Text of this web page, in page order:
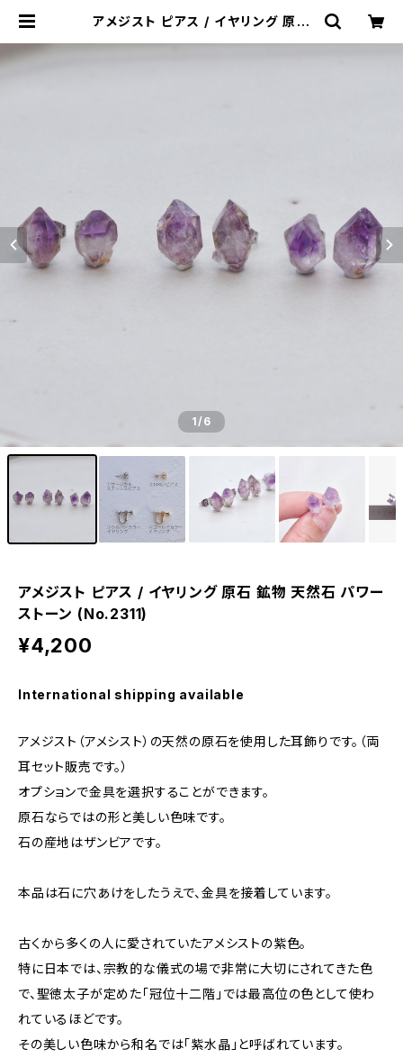
アメジスト ピアス / イヤリング 原石
11) | ジオ - 鉱物・原石のハンドメイド
1/6
アメジスト ピアス / イヤリング 原石 鉱物 天然石 パワー
ストーン (No.2311)
¥4,200
International shipping available
アメジスト（アメシスト）の天然の原石を使用した耳飾りです。（両
耳セット販売です。）
オプションで金具を選択することができます。
原石ならではの形と美しい色味です。
石の産地はザンビアです。
本品は石に穴あけをしたうえで、金具を接着しています。
古くから多くの人に愛されていたアメシストの紫色。
特に日本では、宗教的な儀式の場で非常に大切にされてきた色
で、聖徳太子が定めた「冠位十二階」では最高位の色として使わ
れているほどです。
その美しい色味から和名では「紫水晶」と呼ばれています。